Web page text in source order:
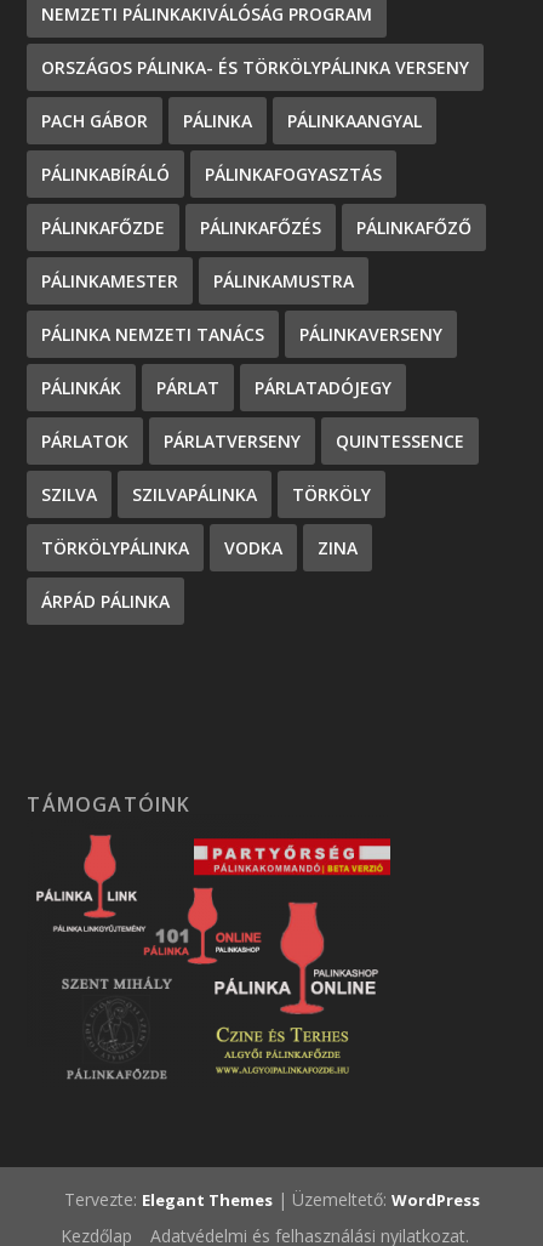
NEMZETI PÁLINKAKIVÁLÓSÁG PROGRAM
ORSZÁGOS PÁLINKA- ÉS TÖRKÖLYPÁLINKA VERSENY
PACH GÁBOR PÁLINKA PÁLINKAANGYAL
PÁLINKABÍRÁLÓ PÁLINKAFOGYASZTÁS
PÁLINKAFŐZDE PÁLINKAFŐZÉS PÁLINKAFŐZŐ
PÁLINKAMESTER PÁLINKAMUSTRA
PÁLINKA NEMZETI TANÁCS PÁLINKAVERSENY
PÁLINKÁK PÁRLAT PÁRLATADÓJEGY
PÁRLATOK PÁRLATVERSENY QUINTESSENCE
SZILVA SZILVAPÁLINKA TÖRKÖLY
TÖRKÖLYPÁLINKA VODKA ZINA
ÁRPÁD PÁLINKA
TÁMOGATÓINK
Tervezte: Elegant Themes| Üzemeltető: WordPress
Kezdőlap Adatvédelmi és felhasználási nyilatkozat.